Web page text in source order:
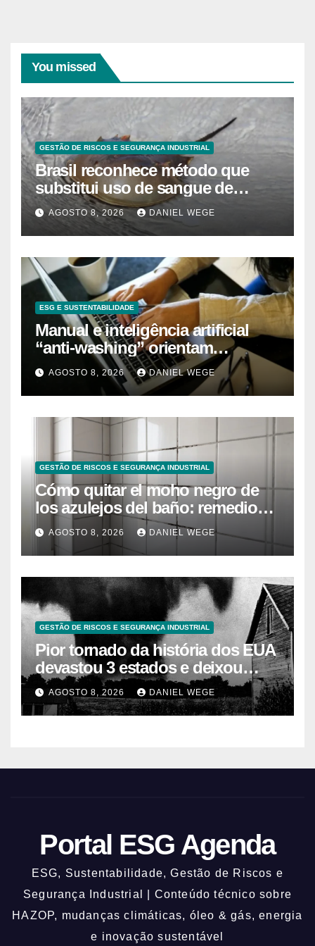
You missed
GESTÃO DE RISCOS E SEGURANÇA INDUSTRIAL
Brasil reconhece método que
substitui uso de sangue de
caranguejo-ferradura em testes
farmacêuticos
AGOSTO 8, 2026 DANIEL WEGE
ESG E SUSTENTABILIDADE
Manual e inteligência artificial
“anti-washing” orientam
empresas
AGOSTO 8, 2026 DANIEL WEGE
GESTÃO DE RISCOS E SEGURANÇA INDUSTRIAL
Cómo quitar el moho negro de
los azulejos del baño: remedios
caseros efectivos
AGOSTO 8, 2026 DANIEL WEGE
GESTÃO DE RISCOS E SEGURANÇA INDUSTRIAL
Pior tornado da história dos EUA
devastou 3 estados e deixou
centenas de mortos
AGOSTO 8, 2026 DANIEL WEGE
Portal ESG Agenda
ESG, Sustentabilidade, Gestão de Riscos e
Segurança Industrial | Conteúdo técnico sobre
HAZOP, mudanças climáticas, óleo & gás, energia
e inovação sustentável